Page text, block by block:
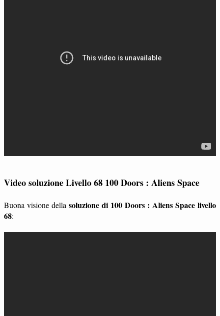
Video soluzione Livello 68 100 Doors : Aliens Space
Buona visione della soluzione di 100 Doors : Aliens Space livello
68: